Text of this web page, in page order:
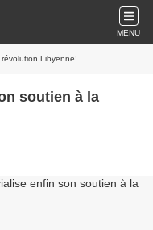
MENU
Libyenne!
soutien à la